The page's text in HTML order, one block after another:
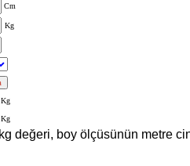
Cm
Kg
Kg
Kg
değeri, boy ölçüsünün metre